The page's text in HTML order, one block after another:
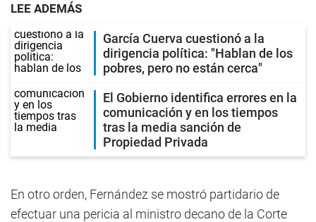
LEE ADEMÁS
García Cuerva cuestionó a la
dirigencia política: "Hablan de los
pobres, pero no están cerca"
El Gobierno identifica errores en la
comunicación y en los tiempos
tras la media sanción de
Propiedad Privada
En otro orden, Fernández se mostró partidario de
efectuar una pericia al ministro decano de la Corte